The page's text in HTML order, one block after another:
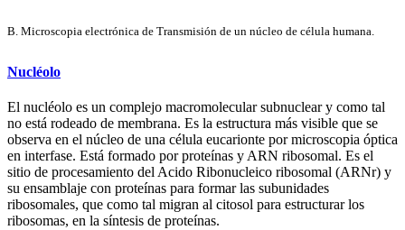
B. Microscopia electrónica de Transmisión de un núcleo de célula humana.
Nucléolo
El nucléolo es un complejo macromolecular subnuclear y como tal
no está rodeado de membrana. Es la estructura más visible que se
observa en el núcleo de una célula eucarionte por microscopia óptica
en interfase. Está formado por proteínas y ARN ribosomal. Es el
sitio de procesamiento del Acido Ribonucleico ribosomal (ARNr) y
su ensamblaje con proteínas para formar las subunidades
ribosomales, que como tal migran al citosol para estructurar los
ribosomas, en la síntesis de proteínas.